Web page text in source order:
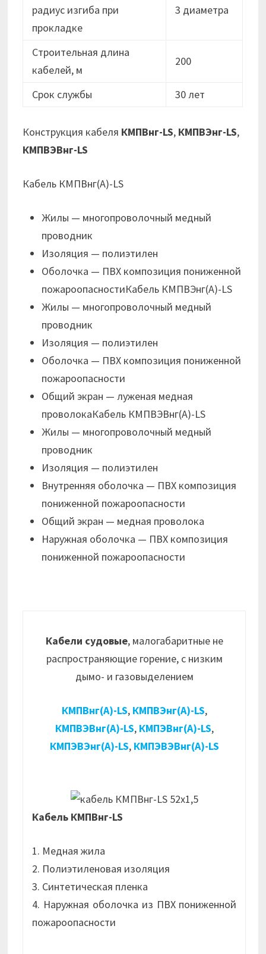
радиус изгиба при
прокладке
3 диаметра
Строительная длина
кабелей, м
200
Срок службы 30 лет
Конструкция кабеля КМПВнг-LS, КМПВЭнг-LS,
КМПВЭВнг-LS
Кабель КМПВнг(А)-LS
Жилы — многопроволочный медный
проводник
Изоляция — полиэтилен
Оболочка — ПВХ композиция пониженной
пожароопасностиКабель КМПВЭнг(А)-LS
Жилы — многопроволочный медный
проводник
Изоляция — полиэтилен
Оболочка — ПВХ композиция пониженной
пожароопасности
Общий экран — луженая медная
проволокаКабель КМПВЭВнг(А)-LS
Жилы — многопроволочный медный
проводник
Изоляция — полиэтилен
Внутренняя оболочка — ПВХ композиция
пониженной пожароопасности
Общий экран — медная проволока
Наружная оболочка — ПВХ композиция
пониженной пожароопасности
Кабели судовые, малогабаритные не
распространяющие горение, с низким
дымо- и газовыделением
КМПВнг(А)-LS, КМПВЭнг(А)-LS,
КМПВЭВнг(А)-LS, КМПЭВнг(А)-LS,
КМПЭВЭнг(А)-LS, КМПЭВЭВнг(А)-LS
Кабель КМПВнг-LS
1. Медная жила
2. Полиэтиленовая изоляция
3. Синтетическая пленка
4. Наружная оболочка из ПВХ пониженной
пожароопасности